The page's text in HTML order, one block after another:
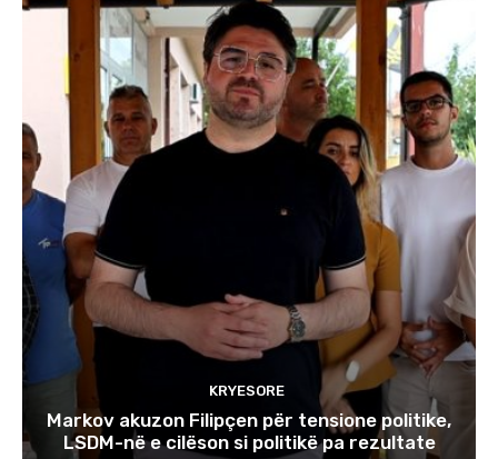
KRYESORE
Markov akuzon Filipçen për tensione politike,
LSDM-në e cilëson si politikë pa rezultate